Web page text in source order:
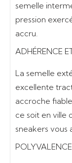
semelle
pression
accru.
ADHÉRENCE
La semelle
excellente
accroche
ce soit en ville
sneakers